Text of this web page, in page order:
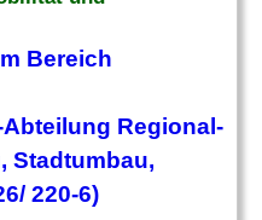
Bereich
Abteilung Regional-
Stadtumbau,
220-6)